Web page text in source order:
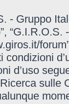
- Gruppo
condizioni
d’uso
sulle